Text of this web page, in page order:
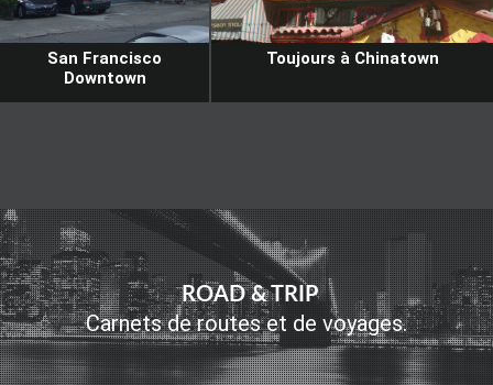
San Francisco
Downtown
Toujours à Chinatown
ROAD & TRIP
Carnets de routes et de voyages.